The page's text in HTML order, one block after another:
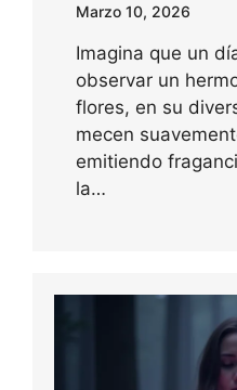
Marzo 10, 2026
Imagina que un
observar un
flores, en su
mecen
emitiendo
la…